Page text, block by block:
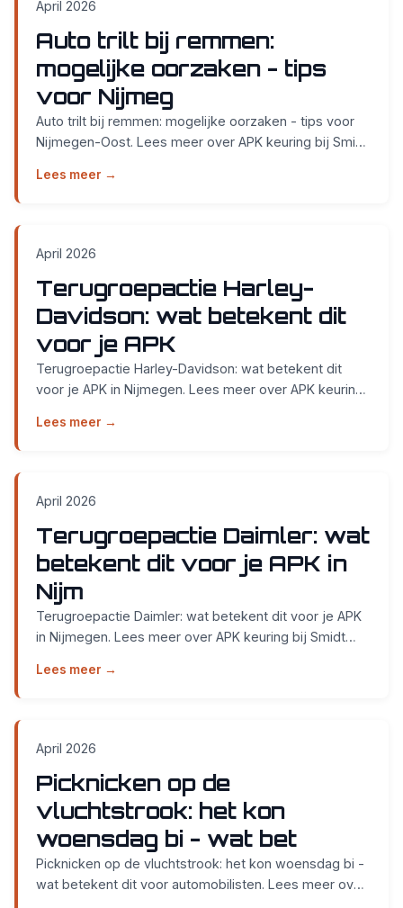
April 2026
Auto trilt bij remmen:
mogelijke oorzaken - tips
voor Nijmeg
Auto trilt bij remmen: mogelijke oorzaken - tips voor
Nijmegen-Oost. Lees meer over APK keuring bij Smidt
Lees meer →
April 2026
Terugroepactie Harley-
Davidson: wat betekent dit
voor je APK
Terugroepactie Harley-Davidson: wat betekent dit
voor je APK in Nijmegen. Lees meer over APK keuring
Lees meer →
April 2026
Terugroepactie Daimler: wat
betekent dit voor je APK in
Nijm
Terugroepactie Daimler: wat betekent dit voor je APK
in Nijmegen. Lees meer over APK keuring bij Smidt
Lees meer →
April 2026
Picknicken op de
vluchtstrook: het kon
woensdag bi - wat bet
Picknicken op de vluchtstrook: het kon woensdag bi -
wat betekent dit voor automobilisten. Lees meer over